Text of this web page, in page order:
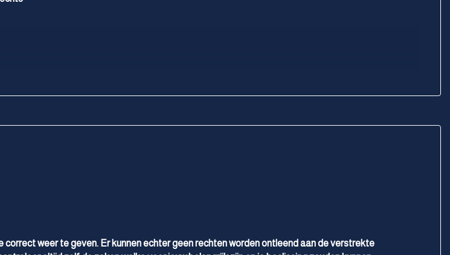
weer te geven. Er kunnen echter geen rechten worden ontleend aan de verstrekte